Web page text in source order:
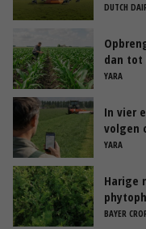
DUTCH
dan tot
YARA
In vier
volgen
YARA
Harige
BAYER